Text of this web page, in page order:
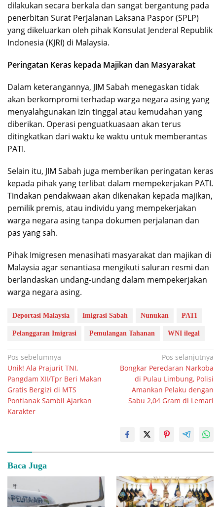
dilakukan secara berkala dan sangat bergantung pada
penerbitan Surat Perjalanan Laksana Paspor (SPLP)
yang dikeluarkan oleh pihak Konsulat Jenderal Republik
Indonesia (KJRI) di Malaysia.
Peringatan Keras kepada Majikan dan Masyarakat
Dalam keterangannya, JIM Sabah menegaskan tidak
akan berkompromi terhadap warga negara asing yang
menyalahgunakan izin tinggal atau kemudahan yang
diberikan. Operasi penguatkuasaan akan terus
ditingkatkan dari waktu ke waktu untuk memberantas
PATI.
Selain itu, JIM Sabah juga memberikan peringatan keras
kepada pihak yang terlibat dalam mempekerjakan PATI.
Tindakan pendakwaan akan dikenakan kepada majikan,
pemilik premis, atau individu yang mempekerjakan
warga negara asing tanpa dokumen perjalanan dan
pas yang sah.
Pihak Imigresen menasihati masyarakat dan majikan di
Malaysia agar senantiasa mengikuti saluran resmi dan
berlandaskan undang-undang dalam mempekerjakan
warga negara asing.
Deportasi Malaysia Imigrasi Sabah Nunukan PATI
Pelanggaran Imigrasi Pemulangan Tahanan WNI ilegal
Navigasi
pos
Pos sebelumnya
Unik! Ala Prajurit TNI,
Pangdam XII/Tpr Beri Makan
Gratis Bergizi di MTS
Pontianak Sambil Ajarkan
Karakter
Pos selanjutnya
Bongkar Peredaran Narkoba
di Pulau Limbung, Polisi
Amankan Pelaku dengan
Sabu 2,04 Gram di Lemari
Baca Juga